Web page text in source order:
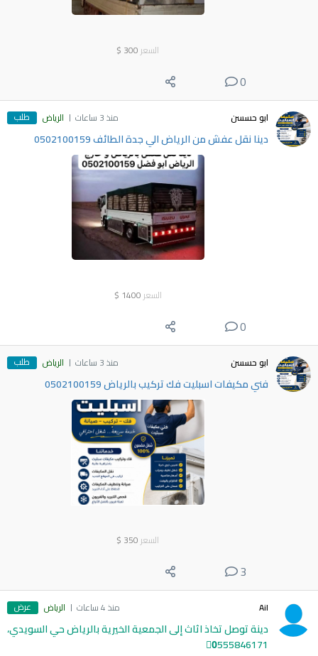
السعر 300
$
0
ابو حسسن منذ 3 ساعات الرياض طلب
دينا نقل عفش من الرياض الي جدة الطائف 0502100159
السعر 1400
$
0
ابو حسسن منذ 3 ساعات الرياض طلب
فني مكيفات اسبليت فك تركيب بالرياض 0502100159
السعر 350
$
3
Ail منذ 4 ساعات الرياض عرض
دينة توصل تخاذ اثاث إلى الجمعية الخيرية بالرياض حي السويدي،
0َ555846171